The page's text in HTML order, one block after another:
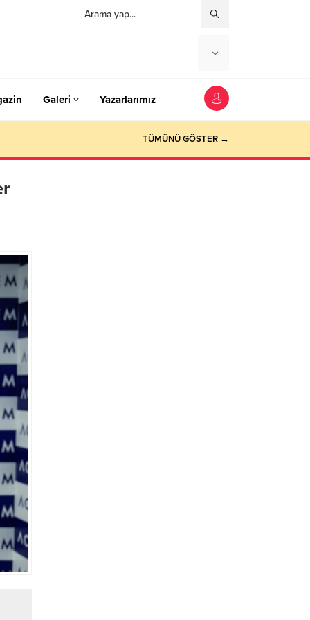
Galeri Yazarlarımız
TÜMÜNÜ GÖSTER →